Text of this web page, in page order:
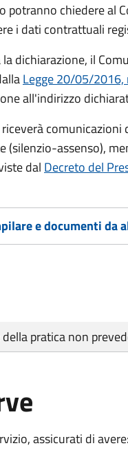
potranno chiedere al
i dati contrattuali
dichiarazione, il
Legge 20/05/2016,
all'indirizzo
(silenzio-assenso),
dal Decreto del
e documenti da
pratica non
assicurati di avere: